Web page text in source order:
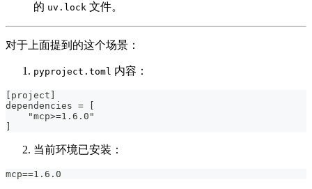
的 uv.lock 文件。
对于上面提到的这个场景：
pyproject.toml 内容：
[project]
dependencies = [
    "mcp>=1.6.0"
当前环境已安装：
mcp==1.6.0